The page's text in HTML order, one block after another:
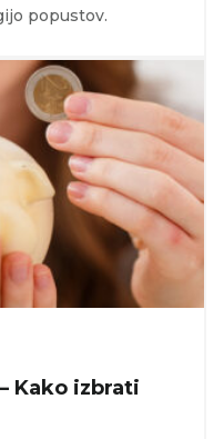
popustov.
Kako izbrati